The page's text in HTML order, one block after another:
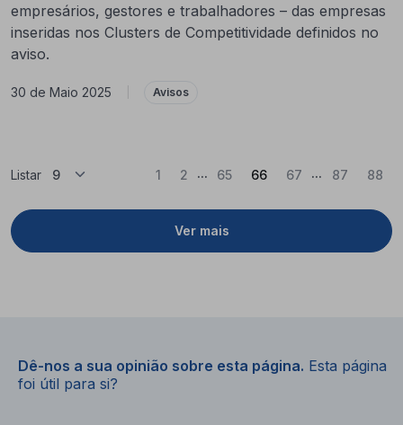
empresários, gestores e trabalhadores – das empresas
inseridas nos Clusters de Competitividade definidos no
aviso.
30 de Maio 2025 Avisos
Listar
Ver mais
1 2 ... 65 66(Atual)
67 ... 87 88
Dê-nos a sua opinião sobre esta página. Esta página
foi útil para si?